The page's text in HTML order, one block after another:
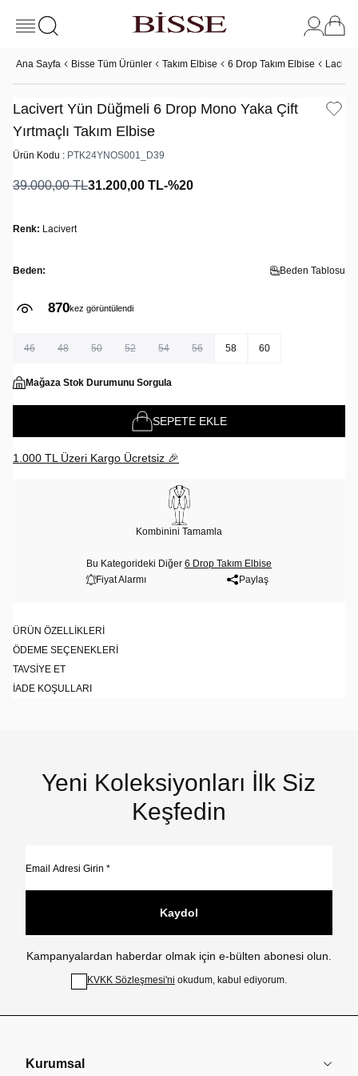
Ana Sayfa Bisse Tüm Ürünler Takım Elbise 6 Drop Takım Elbise
Lacivert Yün Düğmeli 6 Drop Mono Yaka Çift
Yırtmaçlı Takım Elbise
Ürün Kodu : PTK24YNOS001_D39
39.000,00TL31.200,00 TL-%20
Renk: Lacivert
Beden: Beden Tablosu
870kez görüntülendi
46 48 50 52 54 56 58 60
Mağaza Stok Durumunu Sorgula
SEPETE EKLE
1.000 TL Üzeri Kargo Ücretsiz 🎉
Kombinini Tamamla
Bu Kategorideki Diğer 6 Drop Takım Elbise
Fiyat Alarmı
Paylaş
ÜRÜN ÖZELLIKLERI
ÖDEME SEÇENEKLERI
TAVSIYE ET
İADE KOŞULLARI
Yeni Koleksiyonları İlk Siz
Keşfedin
Kaydol
Kampanyalardan haberdar olmak için e-bülten abonesi olun.
KVKK Sözleşmesi'ni okudum, kabul ediyorum.
Kurumsal